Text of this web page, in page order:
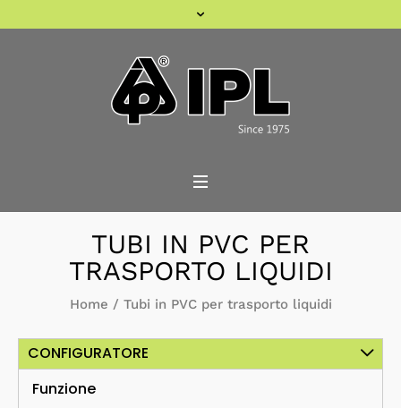
TUBI IN PVC PER
TRASPORTO LIQUIDI
Home / Tubi in PVC per trasporto liquidi
CONFIGURATORE
Funzione